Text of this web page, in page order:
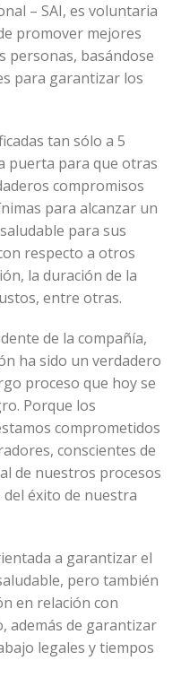
– SAI, es voluntaria
promover mejores
personas, basándose
para garantizar los
tan sólo a 5
puerta para que otras
compromisos
para alcanzar un
para sus
respecto a otros
la duración de la
entre otras.
de la compañía,
ha sido un verdadero
proceso que hoy se
Porque los
comprometidos
conscientes de
de nuestros procesos
éxito de nuestra
a garantizar el
pero también
en relación con
además de garantizar
legales y tiempos